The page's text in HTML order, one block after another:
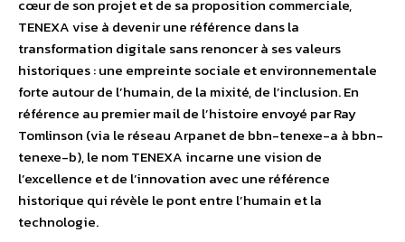
cœur de son projet et de sa proposition commerciale,
TENEXA vise à devenir une référence dans la
transformation digitale sans renoncer à ses valeurs
historiques : une empreinte sociale et environnementale
forte autour de l’humain, de la mixité, de l’inclusion. En
référence au premier mail de l’histoire envoyé par Ray
Tomlinson (via le réseau Arpanet de bbn-tenexe-a à bbn-
tenexe-b), le nom TENEXA incarne une vision de
l’excellence et de l’innovation avec une référence
historique qui révèle le pont entre l’humain et la
technologie.